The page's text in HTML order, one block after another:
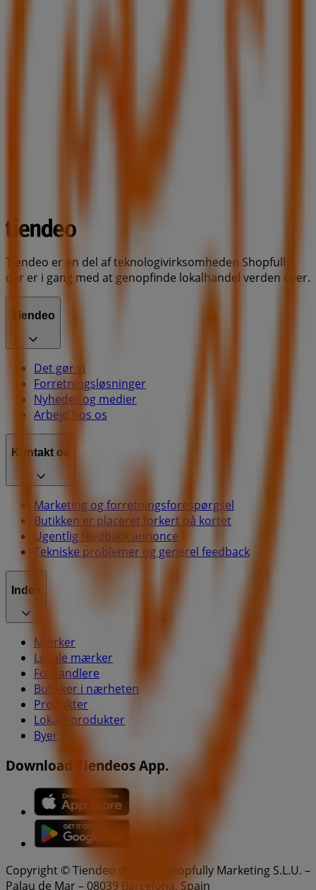
Tiendeo er en del af teknologivirksomheden Shopfully,
der er i gang med at genopfinde lokalhandel verden over.
Tiendeo
Det gør vi
Forretningsløsninger
Nyheder og medier
Arbejd hos os
Kontakt os
Marketing og forretningsforespørgsel
Butikken er placeret forkert på kortet
Ugentlig feedback annonce
Tekniske problemer og generel feedback
Index
Mærker
Lokale mærker
Forhandlere
Butikker i nærheten
Produkter
Lokale produkter
Byer
Download Tiendeos App.
Copyright © Tiendeo ® 2026 · Shopfully Marketing S.L.U. –
Palau de Mar – 08039 Barcelona, Spain